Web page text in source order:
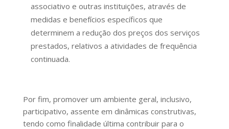
associativo e outras instituições, através de
medidas e benefícios específicos que
determinem a redução dos preços dos serviços
prestados, relativos a atividades de frequência
continuada.
Por fim, promover um ambiente geral, inclusivo,
participativo, assente em dinâmicas construtivas,
tendo como finalidade última contribuir para o